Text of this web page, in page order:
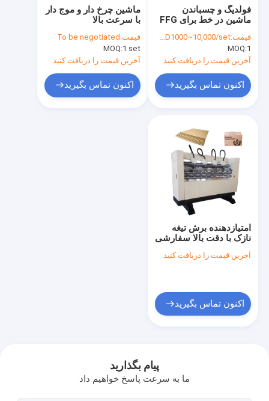
ماشین چرخ دار و موج دار
با سرعت بالا
قیمت: To be negotiated
MOQ:1 set
آخرین قیمت را دریافت کنید
اکنون تماس بگیرید
فولدیگ و چسباندن
ماشین در خط برای FFG
کیس ساز
قیمت:USD1000~10,000/set
MOQ:1
آخرین قیمت را دریافت کنید
اکنون تماس بگیرید
امتیازدهنده برش تیغه
نازک با دقت بالا سفارشی
با تیز بودن لبه تیغه
سفارشی
آخرین قیمت را دریافت کنید
اکنون تماس بگیرید
پیام بگذارید
ما به سرعت پاسخ خواهیم داد